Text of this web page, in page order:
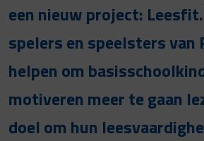
een nieuw project:
spelers en speelsters van
helpen om
motiveren meer te gaan
doel om hun